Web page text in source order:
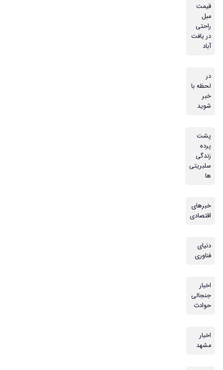
قیمت
مبل
راحتی
در یافت
آباد
در
لحظه با
خبر
شوید
پشت
پرده
زندگی
سلبریتی
ها
خبرهای
اقتصادی
دنیای
فناوری
اخبار
جنجالی
حوادث
اخبار
مشهد